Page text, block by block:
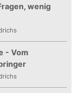
wenig
- Vom